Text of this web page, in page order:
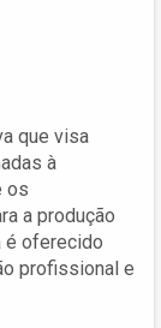
que visa
à
os
a produção
é oferecido
profissional e